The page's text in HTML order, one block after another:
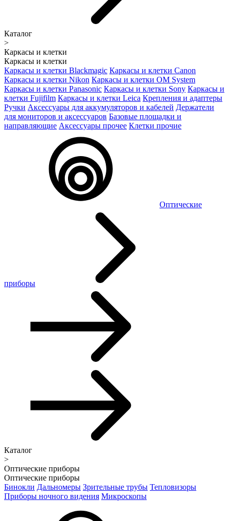
Каталог
>
Каркасы и клетки
Каркасы и клетки
Каркасы и клетки Blackmagic Каркасы и клетки Canon
Каркасы и клетки Nikon Каркасы и клетки OM System
Каркасы и клетки Panasonic Каркасы и клетки Sony Каркасы и
клетки Fujifilm Каркасы и клетки Leica Крепления и адаптеры
Ручки Аксессуары для аккумуляторов и кабелей Держатели
для мониторов и аксессуаров Базовые площадки и
направляющие Аксессуары прочее Клетки прочие
Оптические
приборы
Каталог
>
Оптические приборы
Оптические приборы
Бинокли Дальномеры Зрительные трубы Тепловизоры
Приборы ночного видения Микроскопы